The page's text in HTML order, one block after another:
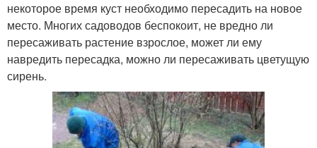
некоторое время куст необходимо пересадить на новое
место. Многих садоводов беспокоит, не вредно ли
пересаживать растение взрослое, может ли ему
навредить пересадка, можно ли пересаживать цветущую
сирень.